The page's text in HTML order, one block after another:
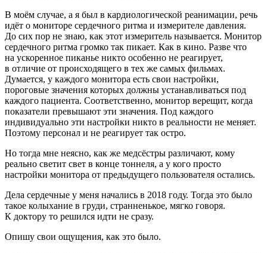
В моём случае, а я был в кардиологической реанимации, речь
идёт о мониторе сердечного ритма и измерителе давления.
До сих пор не знаю, как этот измеритель называется. Монитор
сердечного ритма громко так пикает. Как в кино. Разве что
на ускоренное пиканье никто особенно не реагирует,
в отличие от происходящего в тех же самых фильмах.
Думается, у каждого монитора есть свои настройки,
пороговые значения которых должны устанавливаться под
каждого пациента. Соответственно, монитор верещит, когда
показатели превышают эти значения. Под каждого
индивидуально эти настройки никто в реальности не меняет.
Поэтому персонал и не реагирует так остро.
Но тогда мне неясно, как же медсёстры различают, кому
реально светит свет в конце тоннеля, а у кого просто
настройки монитора от предыдущего пользователя остались.
Дела сердечные у меня начались в 2018 году. Тогда это было
такое колыхание в груди, странненькое, мягко говоря.
К доктору то решился идти не сразу.
Опишу свои ощущения, как это было.